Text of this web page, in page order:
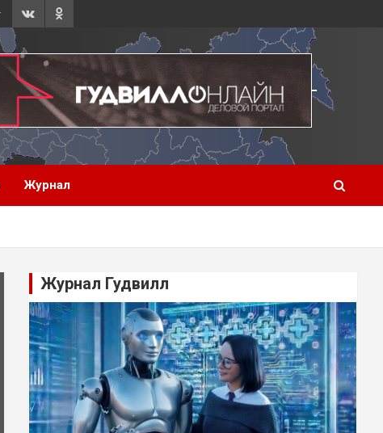
Журнал
Журнал Гудвилл